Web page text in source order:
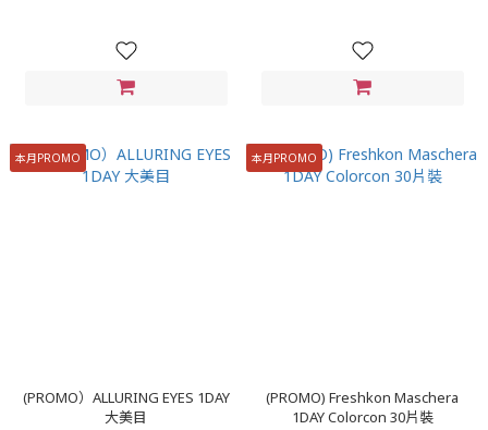
本月PROMO
(PROMO）ALLURING EYES 1DAY
大美目
本月PROMO
(PROMO) Freshkon Maschera
1DAY Colorcon 30片裝